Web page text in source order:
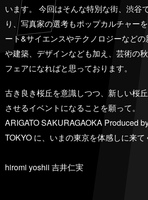
います。 今回はそんな特別な街、渋谷
り、写真家の選考もポップカルチャー
ート&サイエンスやテクノロジーなど
や建築、デザインなども加え、芸術の
フェアになればと思っております。
古き良き桜丘を意識しつつ、新しい桜
させるイベントになることを願って。
ARIGATO SAKURAGAOKA Produced
TOKYO に、いまの東京を体感しに来て
hiromi yoshii 吉井仁実